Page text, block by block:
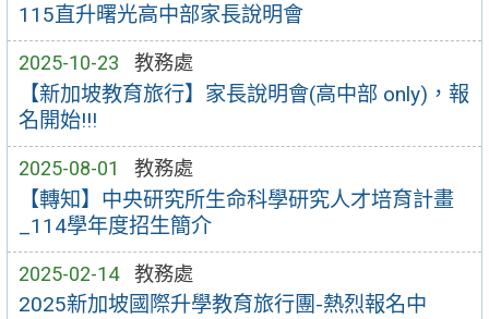
115直升曙光高中部家長說明會
2025-10-23 教務處
【新加坡教育旅行】家長說明會(高中部 only)，報
名開始!!!
2025-08-01 教務處
【轉知】中央研究所生命科學研究人才培育計畫
_114學年度招生簡介
2025-02-14 教務處
2025新加坡國際升學教育旅行團-熱烈報名中